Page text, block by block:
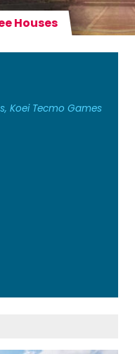
Houses
Koei Tecmo Games